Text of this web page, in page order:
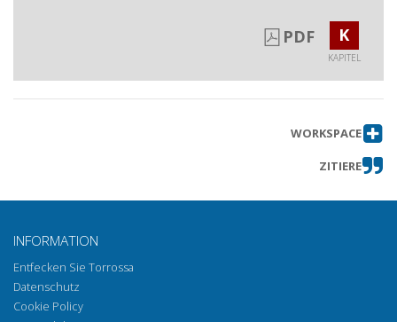
PDF K
KAPITEL
WORKSPACE
ZITIERE
INFORMATION
Entfecken Sie Torrossa
Datenschutz
Cookie Policy